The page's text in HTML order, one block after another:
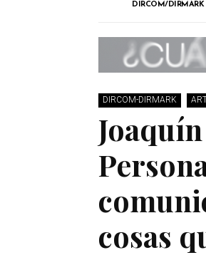
DIRCOM/DIRMARK
DIRCOM-DIRMARK
cosas